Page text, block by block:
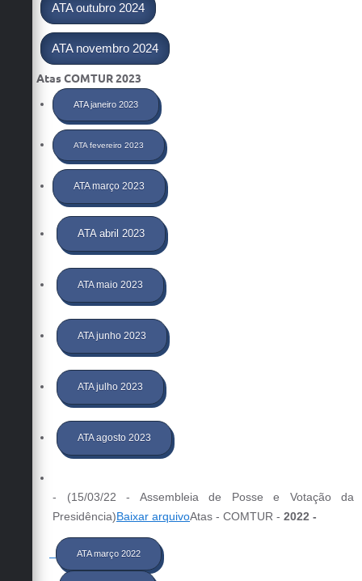
ATA outubro 2024
ATA novembro 2024
Atas COMTUR 2023
ATA janeiro 2023
ATA fevereiro 2023
ATA março 2023
ATA abril 2023
ATA maio 2023
ATA junho 2023
ATA julho 2023
ATA agosto 2023
- (15/03/22 - Assembleia de Posse e Votação da
Presidência)Baixar arquivoAtas - COMTUR - 2022 -
ATA março 2022